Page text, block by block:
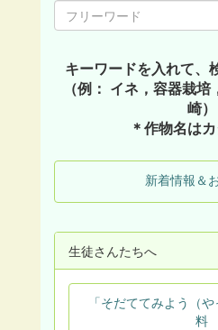
キーワードを入れて、
（例： イネ，容器栽
崎）
＊作物名は
新着情報＆
生徒さんたちへ
「そだててみよう（
料